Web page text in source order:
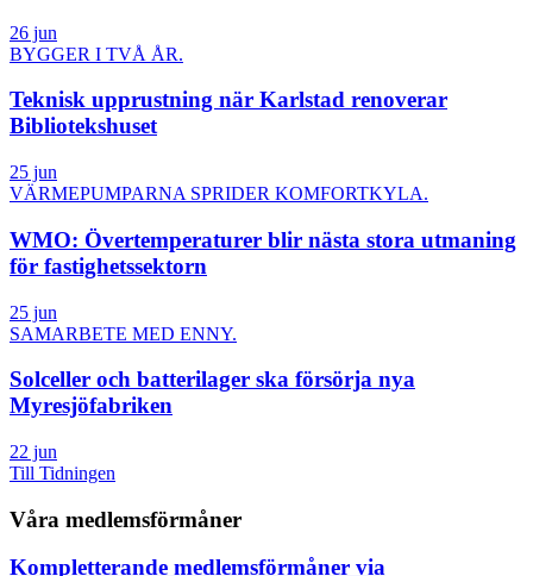
26 jun
BYGGER I TVÅ ÅR.
Teknisk upprustning när Karlstad renoverar
Bibliotekshuset
25 jun
VÄRMEPUMPARNA SPRIDER KOMFORTKYLA.
WMO: Övertemperaturer blir nästa stora utmaning
för fastighetssektorn
25 jun
SAMARBETE MED ENNY.
Solceller och batterilager ska försörja nya
Myresjöfabriken
22 jun
Till Tidningen
Våra medlemsförmåner
Kompletterande medlemsförmåner via